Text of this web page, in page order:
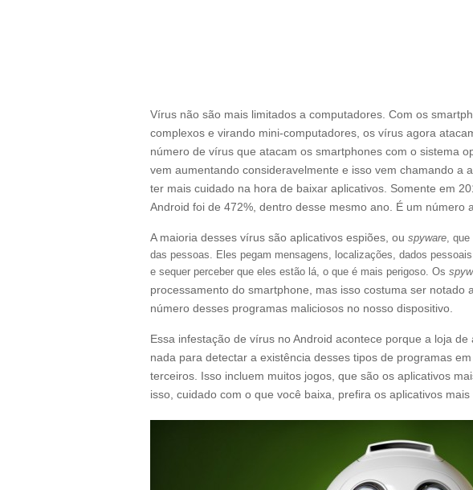
Vírus não são mais limitados a computadores. Com os
complexos e virando mini-computadores, os vírus agora
número de vírus que atacam os smartphones com o sistema
vem aumentando consideravelmente e isso vem chamando a
ter mais cuidado na hora de baixar aplicativos. Somente em
Android foi de 472%, dentro desse mesmo ano. É um número
A maioria desses vírus são aplicativos espiões, ou spyware, que
das pessoas. Eles pegam mensagens, localizações, dados
e sequer perceber que eles estão lá, o que é mais perigoso. Os
processamento do smartphone, mas isso costuma ser notado
número desses programas maliciosos no nosso dispositivo.
Essa infestação de vírus no Android acontece porque a loja
nada para detectar a existência desses tipos de programas
terceiros. Isso incluem muitos jogos, que são os aplicativos
isso, cuidado com o que você baixa, prefira os aplicativos mais